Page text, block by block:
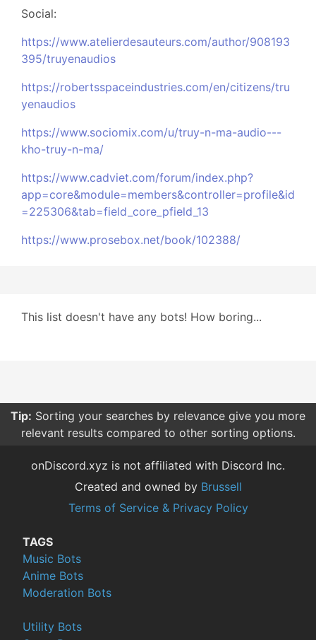
Social:
https://www.atelierdesauteurs.com/author/908193
395/truyenaudios
https://robertsspaceindustries.com/en/citizens/tru
yenaudios
https://www.sociomix.com/u/truy-n-ma-audio---
kho-truy-n-ma/
https://www.cadviet.com/forum/index.php?
app=core&module=members&controller=profile&id
=225306&tab=field_core_pfield_13
https://www.prosebox.net/book/102388/
This list doesn't have any bots! How boring...
Tip: Sorting your searches by relevance give you more
relevant results compared to other sorting options.
onDiscord.xyz is not affiliated with Discord Inc.
Created and owned by Brussell
Terms of Service & Privacy Policy
TAGS
Music Bots
Anime Bots
Moderation Bots
Utility Bots